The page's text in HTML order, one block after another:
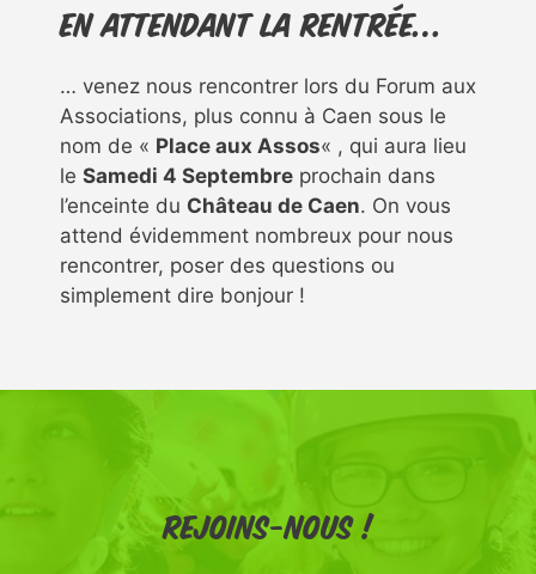
En attendant la rentrée…
… venez nous rencontrer lors du Forum aux
Associations, plus connu à Caen sous le
nom de « Place aux Assos« , qui aura lieu
le Samedi 4 Septembre prochain dans
l’enceinte du Château de Caen. On vous
attend évidemment nombreux pour nous
rencontrer, poser des questions ou
simplement dire bonjour !
Rejoins-nous !